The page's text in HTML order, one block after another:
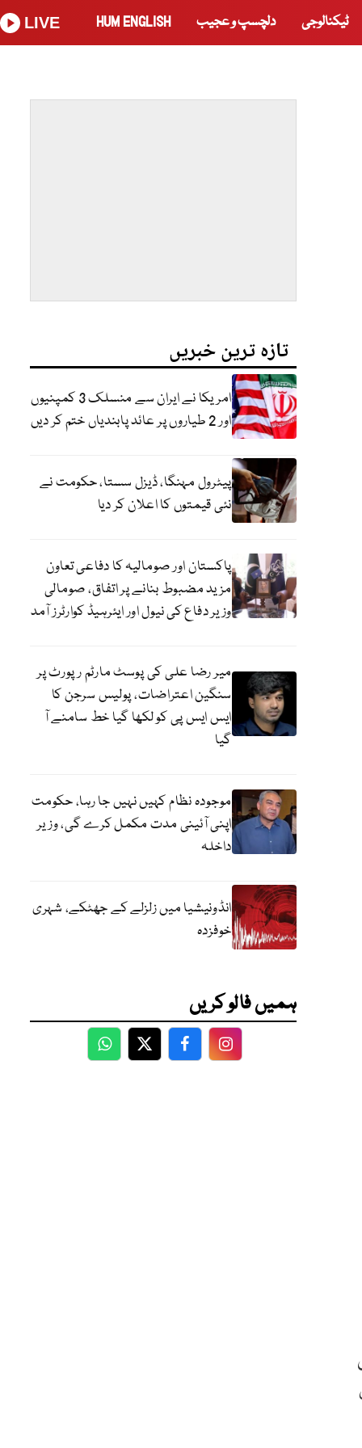
ٹیکنالوجی دلچسپ و عجیب HUM ENGLISH
LIVE
تازہ ترین خبریں
امریکا نے ایران سے منسلک 3 کمپنیوں
اور 2 طیاروں پر عائد پابندیاں ختم کر دیں
پیٹرول مہنگا، ڈیزل سستا، حکومت نے
نئی قیمتوں کا اعلان کر دیا
پاکستان اور صومالیہ کا دفاعی تعاون
مزید مضبوط بنانے پر اتفاق، صومالی
وزیر دفاع کی نیول اور ایئرہیڈ کوارٹرز آمد
میر رضا علی کی پوسٹ مارٹم رپورٹ پر
سنگین اعتراضات، پولیس سرجن کا
ایس ایس پی کو لکھا گیا خط سامنے آ
گیا
موجودہ نظام کہیں نہیں جا رہا، حکومت
اپنی آئینی مدت مکمل کرے گی، وزیر
داخلہ
انڈونیشیا میں زلزلے کے جھٹکے، شہری
خوفزدہ
ہمیں فالو کریں
WhatsApp
TwitterFacebookFacebook